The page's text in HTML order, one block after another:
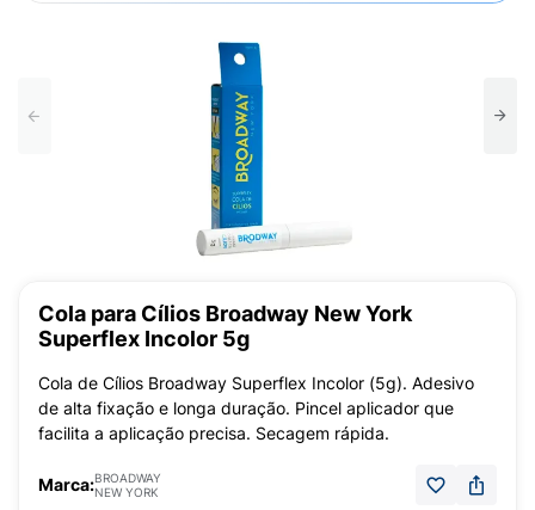
Cola para Cílios Broadway New York
Superflex Incolor 5g
Cola de Cílios Broadway Superflex Incolor (5g). Adesivo
de alta fixação e longa duração. Pincel aplicador que
facilita a aplicação precisa. Secagem rápida.
Marca:BROADWAY
NEW YORK